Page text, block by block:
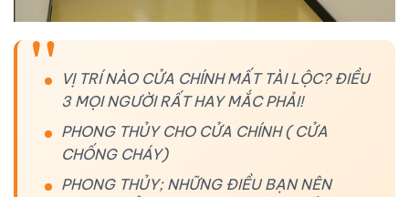
VỊ TRÍ NÀO CỬA CHÍNH MẤT TÀI LỘC? ĐIỀU
3 MỌI NGƯỜI RẤT HAY MẮC PHẢI!
PHONG THỦY CHO CỬA CHÍNH ( CỬA
CHỐNG CHÁY)
PHONG THỦY; NHỮNG ĐIỀU BẠN NÊN